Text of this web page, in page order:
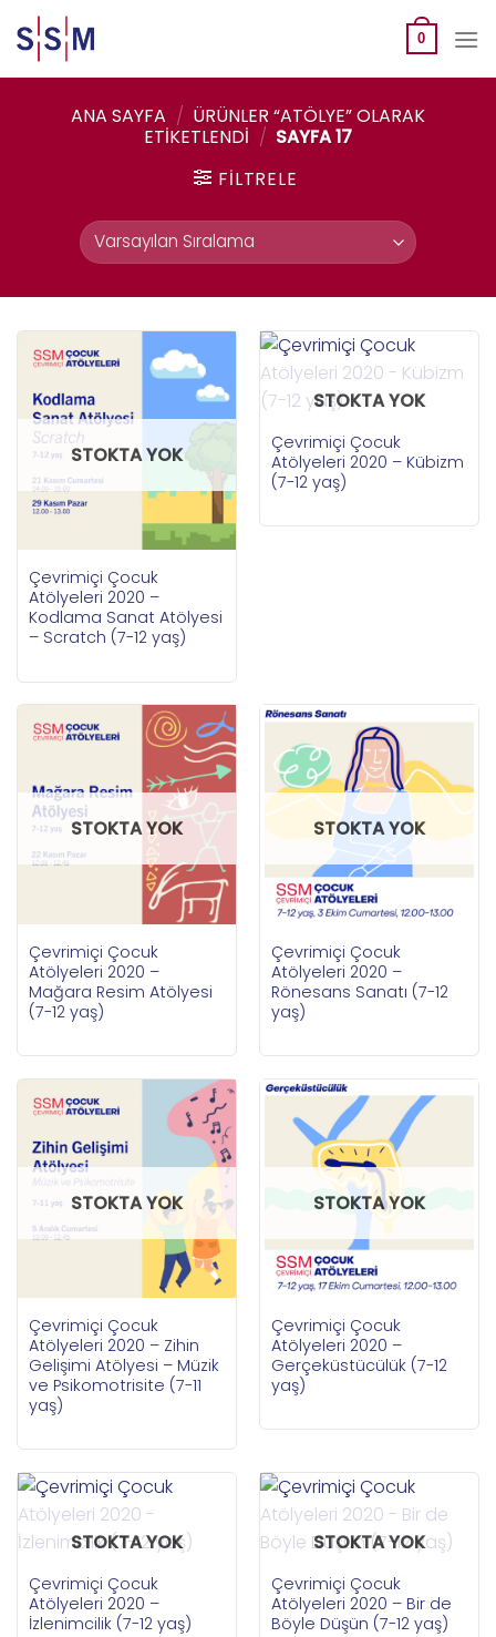
to
content
0
ANA SAYFA / ÜRÜNLER “ATÖLYE” OLARAK
ETIKETLENDI / SAYFA 17
FILTRELE
STOKTA YOK
Çevrimiçi Çocuk
Atölyeleri 2020 –
Kodlama Sanat Atölyesi
– Scratch (7-12 yaş)
STOKTA YOK
Çevrimiçi Çocuk
Atölyeleri 2020 – Kübizm
(7-12 yaş)
STOKTA YOK
Çevrimiçi Çocuk
Atölyeleri 2020 –
Mağara Resim Atölyesi
(7-12 yaş)
STOKTA YOK
Çevrimiçi Çocuk
Atölyeleri 2020 –
Rönesans Sanatı (7-12
yaş)
STOKTA YOK
Çevrimiçi Çocuk
Atölyeleri 2020 – Zihin
Gelişimi Atölyesi – Müzik
ve Psikomotrisite (7-11
yaş)
STOKTA YOK
Çevrimiçi Çocuk
Atölyeleri 2020 –
Gerçeküstücülük (7-12
yaş)
STOKTA YOK
Çevrimiçi Çocuk
Atölyeleri 2020 –
İzlenimcilik (7-12 yaş)
STOKTA YOK
Çevrimiçi Çocuk
Atölyeleri 2020 – Bir de
Böyle Düşün (7-12 yaş)